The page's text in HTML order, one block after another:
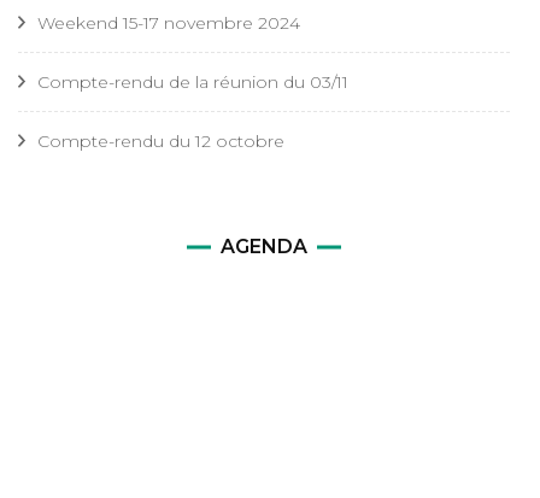
Weekend 15-17 novembre 2024
Compte-rendu de la réunion du 03/11
Compte-rendu du 12 octobre
AGENDA